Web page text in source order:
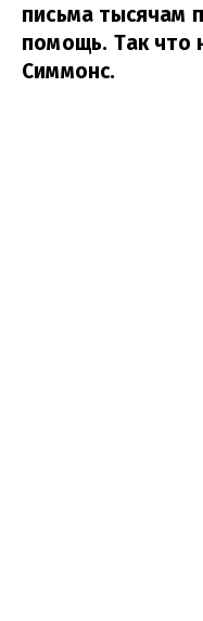
письма тысячам
помощь. Так что
Симмонс.